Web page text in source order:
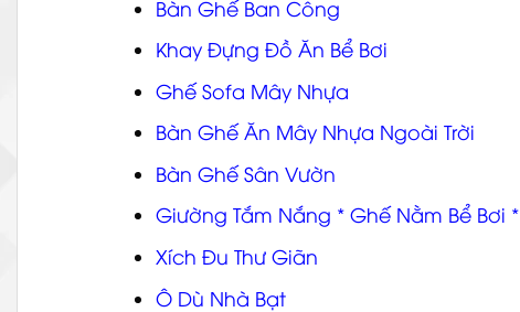
Bàn Ghế Ban Công
Khay Đựng Đồ Ăn Bể Bơi
Ghế Sofa Mây Nhựa
Bàn Ghế Ăn Mây Nhựa Ngoài Trời
Bàn Ghế Sân Vườn
Giường Tắm Nắng * Ghế Nằm Bể Bơi *
Xích Đu Thư Giãn
Ô Dù Nhà Bạt